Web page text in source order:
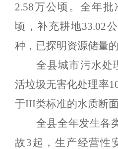
2.58万公顷。全年批
顷，补充耕地33.02
种，已探明资源储量
全县城市污水处
活垃圾无害化处理率
于III类标准的水质断
全县全年发生各
故3起，生产经营性